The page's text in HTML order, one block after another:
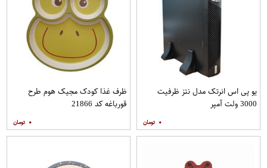
یو پی اس انرتک مدل نتز ظرفیت
3000 ولت آمپر
۰
ظرف غذا کودک مجیک هوم طرح
قورباغه کد 21866
۰